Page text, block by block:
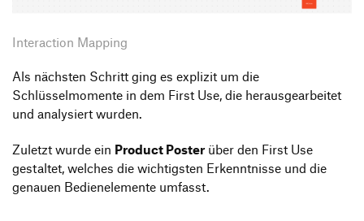
Interaction Mapping
Als nächsten Schritt ging es explizit um die
Schlüsselmomente in dem First Use, die herausgearbeitet
und analysiert wurden.
Zuletzt wurde ein Product Poster über den First Use
gestaltet, welches die wichtigsten Erkenntnisse und die
genauen Bedienelemente umfasst.